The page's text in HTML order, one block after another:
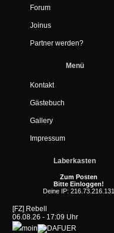
Forum
Joinus
Partner werden?
Menü
Kontakt
Gästebuch
Gallery
Impressum
Laberkasten
Zum Posten
Bitte Einloggen!
Deine IP: 216.73.216.131
[FZ] Rebell
06.08.26 - 17:09 Uhr
moin